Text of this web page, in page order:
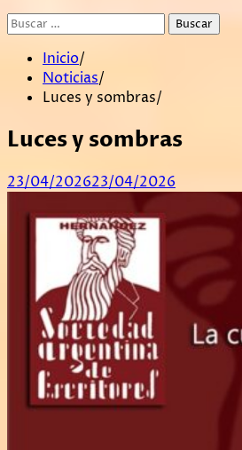
Buscar:
Inicio
Noticias
Luces y sombras
Luces y sombras
23/04/202623/04/2026